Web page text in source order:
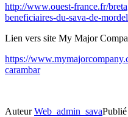
http://www.ouest-france.fr/
beneficiaires-du-sava-de-
Lien vers site My Major
https://
carambar
AuteurWeb_admin_sava